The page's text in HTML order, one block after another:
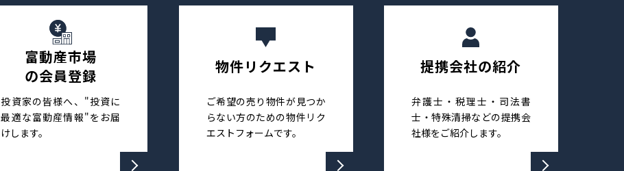
富動産市場
の会員登録
投資家の皆様へ、"投資に
最適な富動産情報"をお届
けします。
物件リクエスト
ご希望の売り物件が見つか
らない方のための物件リク
エストフォームです。
提携会社の紹介
弁護士・税理士・司法書
士・特殊清掃などの提携会
社様をご紹介します。